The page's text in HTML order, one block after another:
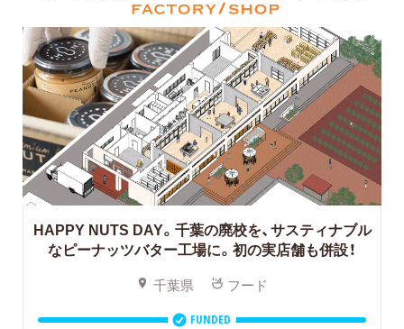
HAPPY NUTS DAY。千葉の廃校を、サスティナブル
なピーナッツバター工場に。初の実店舗も併設！
千葉県 フード
FUNDED